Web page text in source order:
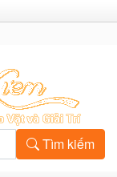
Tìm kiếm